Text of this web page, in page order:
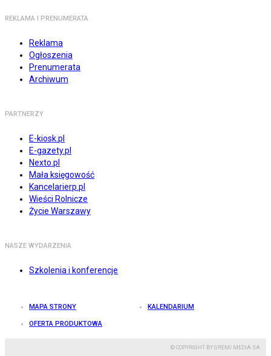
REKLAMA I PRENUMERATA
Reklama
Ogłoszenia
Prenumerata
Archiwum
PARTNERZY
E-kiosk.pl
E-gazety.pl
Nexto.pl
Mała księgowość
Kancelarierp.pl
Wieści Rolnicze
Życie Warszawy
NASZE WYDARZENIA
Szkolenia i konferencje
MAPA STRONY KALENDARIUM
OFERTA PRODUKTOWA
© COPYRIGHT BY GREMI MEDIA SA